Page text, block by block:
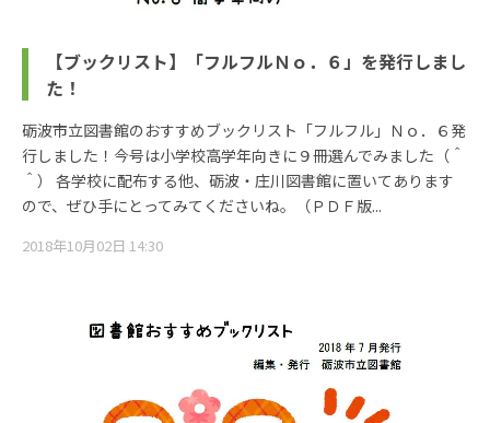
【ブックリスト】「フルフルＮｏ．６」を発行しまし
た！
砺波市立図書館のおすすめブックリスト「フルフル」Ｎｏ．６発
行しました！今号は小学校高学年向きに９冊選んでみました（＾
＾） 各学校に配布する他、砺波・庄川図書館に置いてあります
ので、ぜひ手にとってみてくださいね。（ＰＤＦ版...
2018年10月02日 14:30